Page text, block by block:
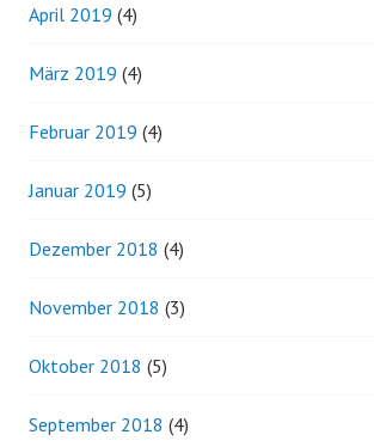
April 2019 (4)
März 2019 (4)
Februar 2019 (4)
Januar 2019 (5)
Dezember 2018 (4)
November 2018 (3)
Oktober 2018 (5)
September 2018 (4)